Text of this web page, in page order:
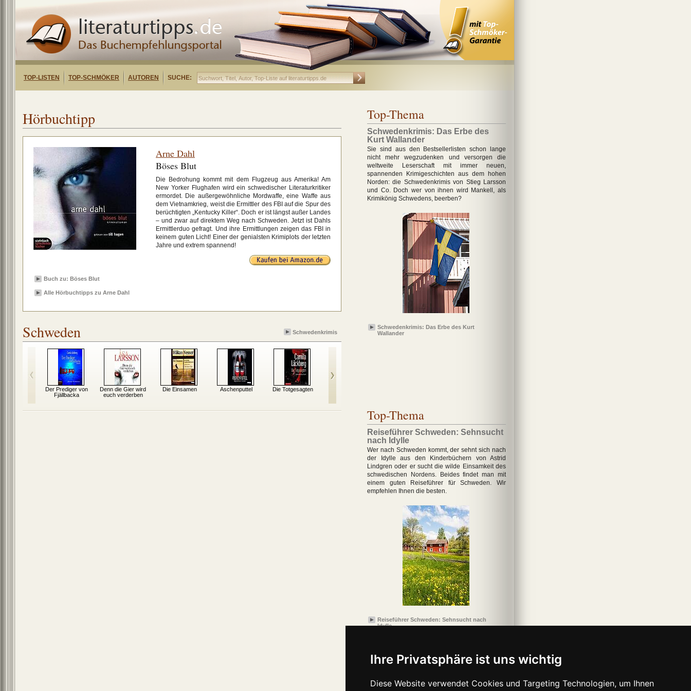
Ihre Privatsphäre ist uns wichtig
Diese Website verwendet Cookies und Targeting Technologien, um Ihnen
TOP-LISTEN TOP-SCHMÖKER AUTOREN SUCHE:
Hörbuchtipp
Arne Dahl
Böses Blut
Die Bedrohung kommt mit dem Flugzeug aus Amerika! Am
New Yorker Flughafen wird ein schwedischer Literaturkritiker
ermordet. Die außergewöhnliche Mordwaffe, eine Waffe aus
dem Vietnamkrieg, weist die Ermittler des FBI auf die Spur des
berüchtigten „Kentucky Killer“. Doch er ist längst außer Landes
– und zwar auf direktem Weg nach Schweden. Jetzt ist Dahls
Ermittlerduo gefragt. Und ihre Ermittlungen zeigen das FBI in
keinem guten Licht! Einer der genialsten Krimiplots der letzten
Jahre und extrem spannend!
Buch zu: Böses Blut
Alle Hörbuchtipps zu Arne Dahl
Schweden Schwedenkrimis
Der Prediger von
Fjällbacka
Denn die Gier wird
euch verderben
Die Einsamen Aschenputtel Die Totgesagten
Top-Thema
Schwedenkrimis: Das Erbe des
Kurt Wallander
Sie sind aus den Bestsellerlisten schon lange
nicht mehr wegzudenken und versorgen die
weltweite Leserschaft mit immer neuen,
spannenden Krimigeschichten aus dem hohen
Norden: die Schwedenkrimis von Stieg Larsson
und Co. Doch wer von ihnen wird Mankell, als
Krimikönig Schwedens, beerben?
Schwedenkrimis: Das Erbe des Kurt
Wallander
Top-Thema
Reiseführer Schweden: Sehnsucht
nach Idylle
Wer nach Schweden kommt, der sehnt sich nach
der Idylle aus den Kinderbüchern von Astrid
Lindgren oder er sucht die wilde Einsamkeit des
schwedischen Nordens. Beides findet man mit
einem guten Reiseführer für Schweden. Wir
empfehlen Ihnen die besten.
Reiseführer Schweden: Sehnsucht nach
Idylle